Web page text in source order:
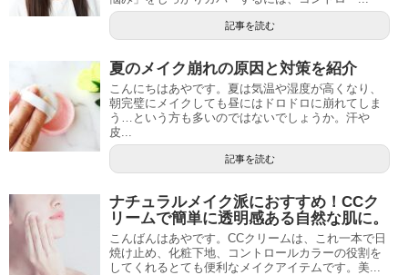
記事を読む
夏のメイク崩れの原因と対策を紹介
こんにちはあやです。夏は気温や湿度が高くなり、
朝完璧にメイクしても昼にはドロドロに崩れてしま
う…という方も多いのではないでしょうか。汗や
皮...
記事を読む
ナチュラルメイク派におすすめ！CCク
リームで簡単に透明感ある自然な肌に。
こんばんはあやです。CCクリームは、これ一本で日
焼け止め、化粧下地、コントロールカラーの役割を
してくれるとても便利なメイクアイテムです。美...